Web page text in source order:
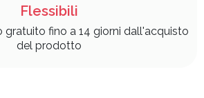
Flessibili
gratuito fino a 14 giorni dall'acquisto
del prodotto